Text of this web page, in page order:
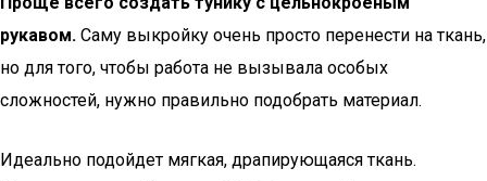
рукавом. Саму выкройку очень просто перенести на ткань,
но для того, чтобы работа не вызывала особых
сложностей, нужно правильно подобрать материал.
Идеально подойдет мягкая, драпирующаяся ткань.